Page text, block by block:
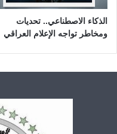
الذكاء الاصطناعي.. تحديات
ومخاطر تواجه الإعلام العراقي